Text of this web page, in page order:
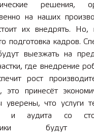
решения,
на наших
их внедрять. Но,
подготовка кадров.
выезжать на
где внедрение
рост
это принесёт
что услуги
и аудита со
будут